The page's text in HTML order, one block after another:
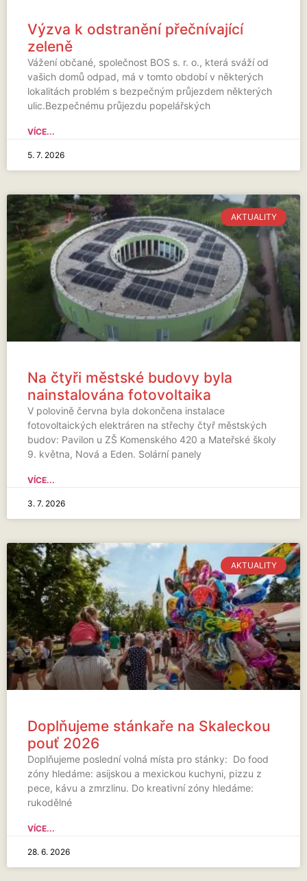
Výzva k odstranění přečnívající
zeleně
Vážení občané, společnost BOS s. r. o., která sváží od
vašich domů odpad, má v tomto období v některých
lokalitách problém s bezpečným průjezdem některých
ulic.Bezpečnému průjezdu popelářských
VÍCE...
5. 7. 2026
AKTUALITY
Na čtyři městské budovy byla
nainstalována fotovoltaika
V polovině června byla dokončena instalace
fotovoltaických elektráren na střechy čtyř městských
budov: Pavilon u ZŠ Komenského 420 a Mateřské školy
9. května, Nová a Eden. Solární panely
VÍCE...
3. 7. 2026
AKTUALITY
Doplňujeme stánkaře na Skaleckou
pouť 2026
Doplňujeme poslední volná místa pro stánky: Do food
zóny hledáme: asijskou a mexickou kuchyni, pizzu z
pece, kávu a zmrzlinu. Do kreativní zóny hledáme:
rukodělné
VÍCE...
28. 6. 2026